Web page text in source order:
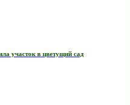
участок в цветущий сад